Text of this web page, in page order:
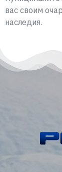
вас своим
наследия.